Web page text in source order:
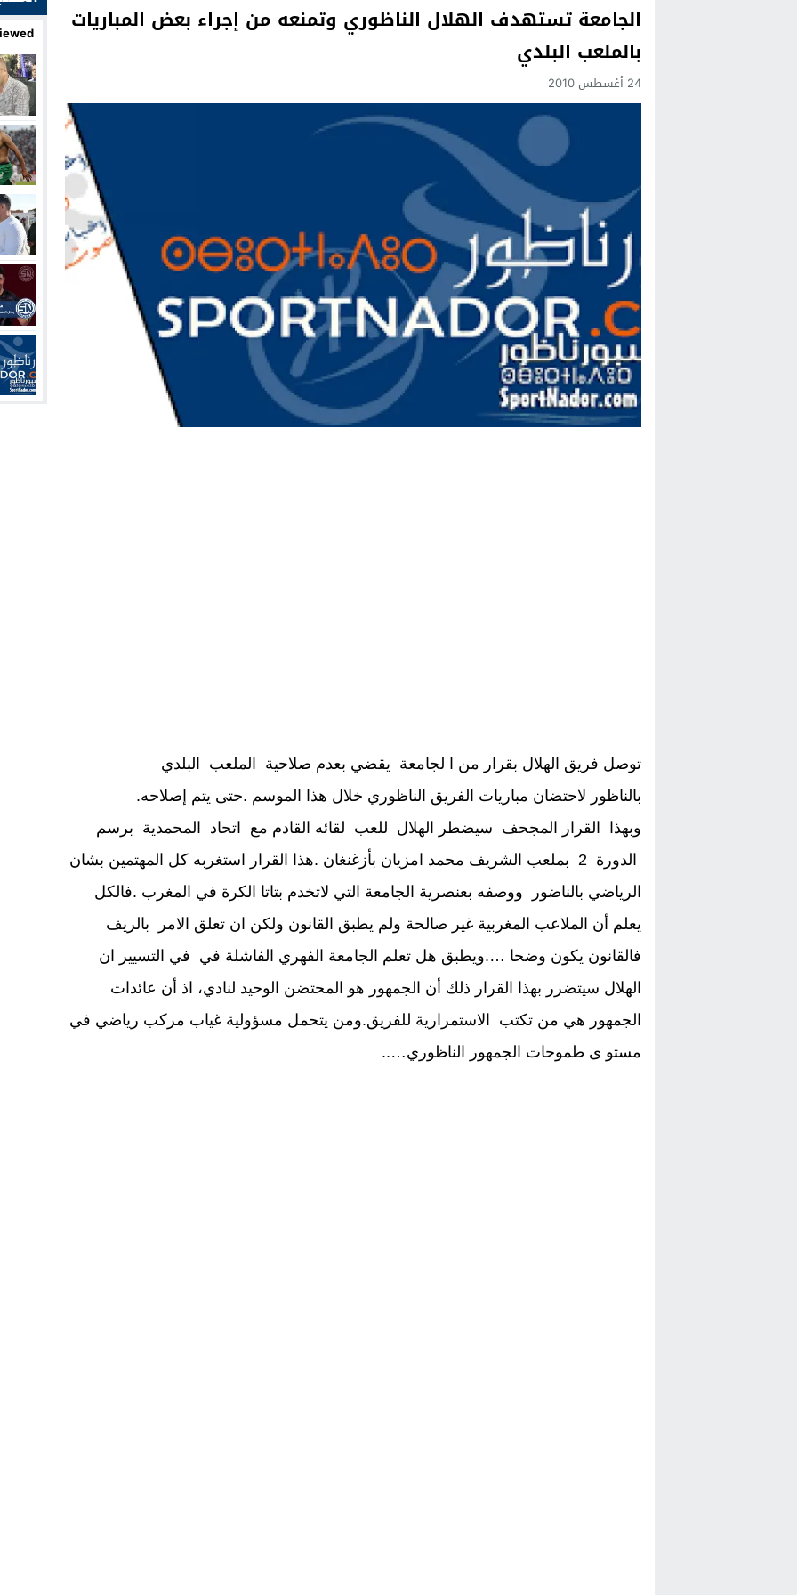
Previous
Next
الجامعة تستهدف الهلال الناظوري وتمنعه من إجراء بعض المباريات
بالملعب البلدي
24 أغسطس 2010
توصل فريق الهلال بقرار من ا لجامعة يقضي بعدم صلاحية الملعب البلدي
بالناظور لاحتضان مباريات الفريق الناظوري خلال هذا الموسم .حتى يتم إصلاحه.
وبهذا القرار المجحف سيضطر الهلال للعب لقائه القادم مع اتحاد المحمدية برسم
الدورة 2 بملعب الشريف محمد امزيان بأزغنغان .هذا القرار استغربه كل المهتمين بشان
الرياضي بالناضور ووصفه بعنصرية الجامعة التي لاتخدم بتاتا الكرة في المغرب .فالكل
يعلم أن الملاعب المغربية غير صالحة ولم يطبق القانون ولكن ان تعلق الامر بالريف
فالقانون يكون وضحا ….ويطبق هل تعلم الجامعة الفهري الفاشلة في في التسيير ان
الهلال سيتضرر بهذا القرار ذلك أن الجمهور هو المحتضن الوحيد لنادي، اذ أن عائدات
الجمهور هي من تكتب الاستمرارية للفريق.ومن يتحمل مسؤولية غياب مركب رياضي في
مستو ى طموحات الجمهور الناظوري…..